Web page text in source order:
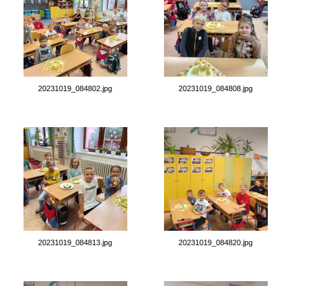
20231019_084802.jpg 20231019_084808.jpg
20231019_084813.jpg 20231019_084820.jpg